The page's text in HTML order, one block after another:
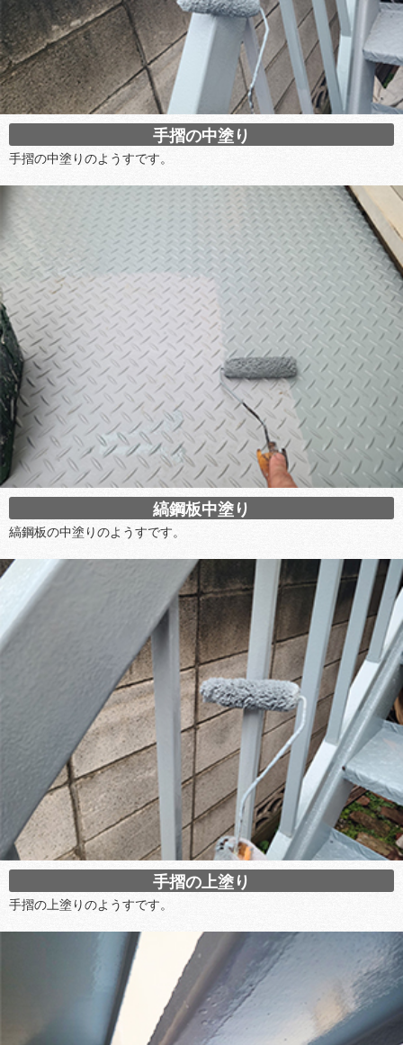
手摺の中塗り
手摺の中塗りのようすです。
縞鋼板中塗り
縞鋼板の中塗りのようすです。
手摺の上塗り
手摺の上塗りのようすです。